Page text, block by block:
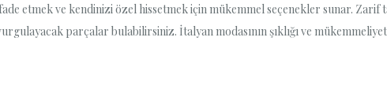
etmek ve kendinizi özel hissetmek için mükemmel seçenekler sunar.
parçalar bulabilirsiniz. İtalyan modasının şıklığı ve